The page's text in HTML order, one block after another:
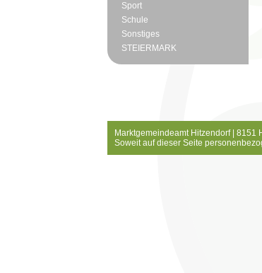
Sport
Schule
Sonstiges
STEIERMARK
Marktgemeindeamt Hitzendorf | 8151
Soweit auf dieser Seite